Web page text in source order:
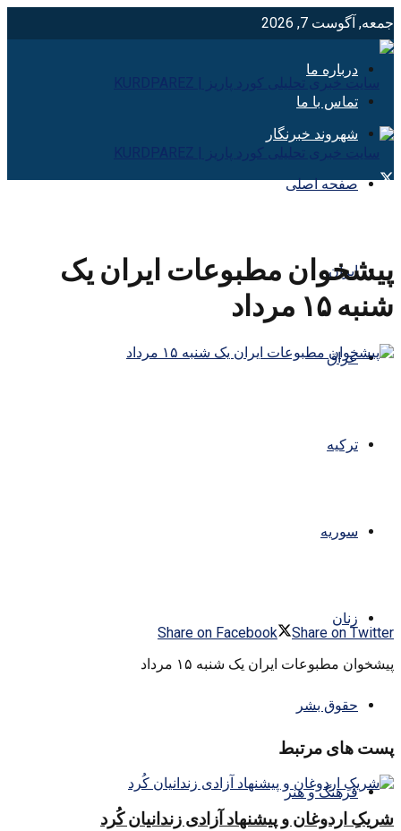
جمعه, آگوست 7, 2026
درباره ما
تماس با ما
شهروند خبرنگار
صفحه اصلی
ایران
عراق
ترکیه
سوریه
زنان
حقوق بشر
فرهنگ و هنر
پیشخوان مطبوعات ایران یک
شنبه ۱۵ مرداد
Share on Facebook
Share on Twitter
پیشخوان مطبوعات ایران یک شنبه ۱۵ مرداد
پست های مرتبط
شریکِ اردوغان و پیشنهاد آزادی زندانیان کُرد